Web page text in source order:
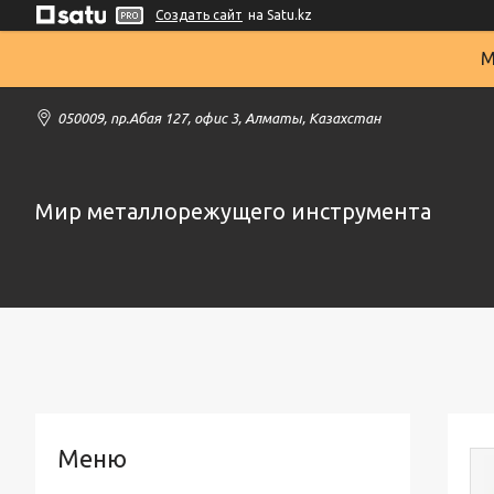
Создать сайт на Satu.kz
050009, пр.Абая 127, офис 3, Алматы, Казахстан
Мир металлорежущего инструмента